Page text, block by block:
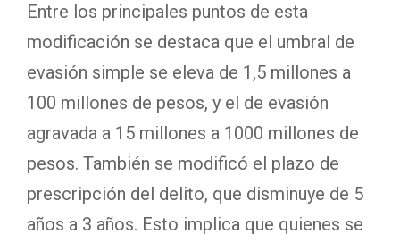
Entre los principales puntos de esta
modificación se destaca que el umbral de
evasión simple se eleva de 1,5 millones a
100 millones de pesos, y el de evasión
agravada a 15 millones a 1000 millones de
pesos. También se modificó el plazo de
prescripción del delito, que disminuye de 5
años a 3 años. Esto implica que quienes se